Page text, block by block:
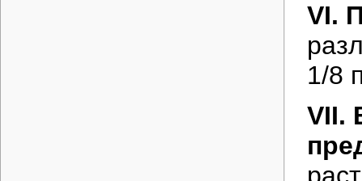
VI.
1/8
VII.